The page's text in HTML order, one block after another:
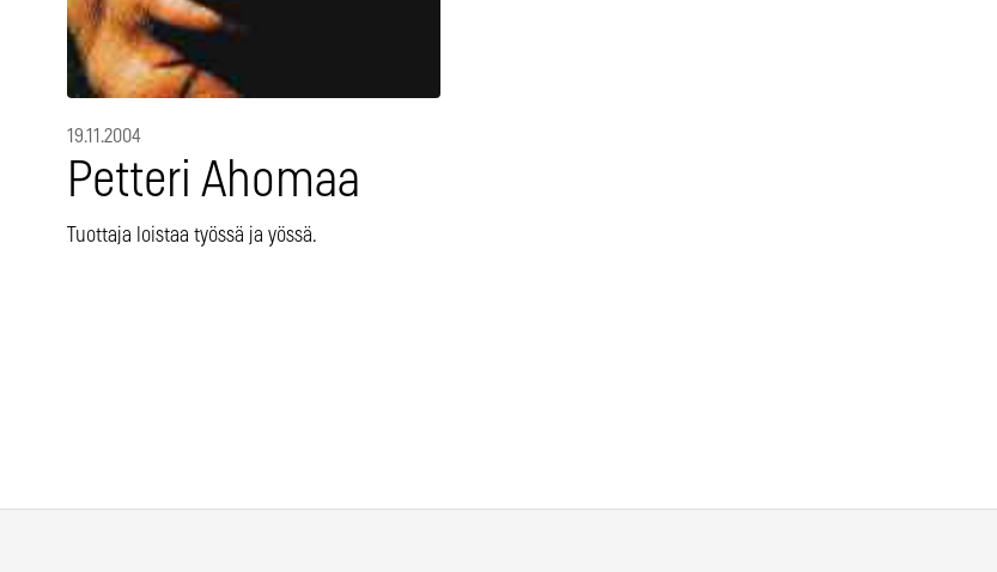
19.11.2004
Petteri Ahomaa
Tuottaja loistaa työssä ja yössä.